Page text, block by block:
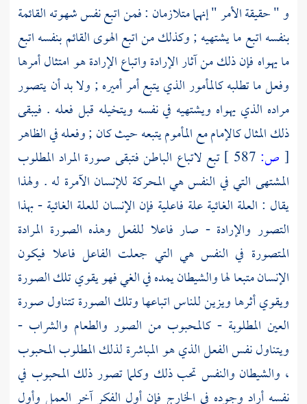
و " حقيقة الأمر " إنهما متلازمان : فمن اتبع نفس شهوته القائمة
بنفسه اتبع ما يشتهيه ; وكذلك من اتبع الهوى القائم بنفسه اتبع
ما يهواه فإن ذلك من آثار الإرادة واتباع الإرادة هو امتثال أمرها
وفعل ما تطلبه كالمأمور الذي يتبع أمر أميره ; ولا بد أن يتصور
مراده الذي يهواه ويشتهيه في نفسه ويتخيله قبل فعله . فيبقى
ذلك المثال كالإمام مع المأموم يتبعه حيث كان ; وفعله في الظاهر
[ ص:
تبع لاتباع الباطن فتبقى صورة المراد المطلوب
المشتهى التي في النفس هي المحركة للإنسان الآمرة له . ولهذا
يقال : العلة الغائية علة فاعلية فإن الإنسان للعلة الغائية - بهذا
التصور والإرادة - صار فاعلا للفعل وهذه الصورة المرادة
المتصورة في النفس هي التي جعلت الفاعل فاعلا فيكون
الإنسان متبعا لها والشيطان يمده في الغي فهو يقوي تلك الصورة
ويقوي أثرها ويزين للناس اتباعها وتلك الصورة تتناول صورة
العين المطلوبة - كالمحبوب من الصور والطعام والشراب -
ويتناول نفس الفعل الذي هو المباشرة لذلك المطلوب المحبوب
، والشيطان والنفس تحب ذلك وكلما تصور ذلك المحبوب في
نفسه أراد وجوده في الخارج فإن أول الفكر آخر العمل وأول